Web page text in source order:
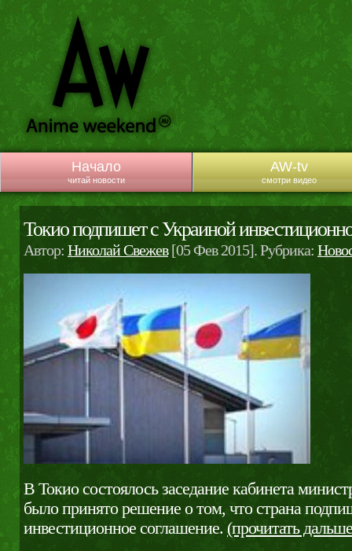
Начало
читай новости
AW-tv
смотри видео
Токио подпишет с Украиной
Автор: Николай Свежев[05 Фев 2015]. Рубрика:
В Токио состоялось заседание кабинета
было принято решение о том, что страна
инвестиционное соглашение. (прочитать